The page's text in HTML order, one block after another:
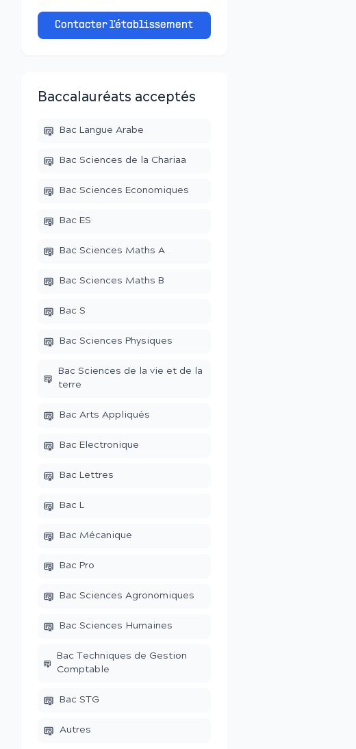
Contacter l'établissement
Baccalauréats acceptés
Bac Langue Arabe
Bac Sciences de la Chariaa
Bac Sciences Economiques
Bac ES
Bac Sciences Maths A
Bac Sciences Maths B
Bac S
Bac Sciences Physiques
Bac Sciences de la vie et de la
terre
Bac Arts Appliqués
Bac Electronique
Bac Lettres
Bac L
Bac Mécanique
Bac Pro
Bac Sciences Agronomiques
Bac Sciences Humaines
Bac Techniques de Gestion
Comptable
Bac STG
Autres